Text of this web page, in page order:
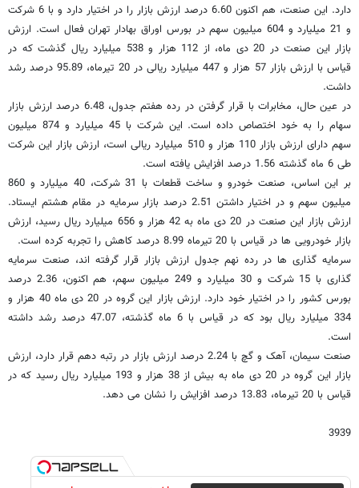
دارد. این صنعت، هم اکنون 6.60 درصد ارزش بازار را در اختیار دارد و با 6 شرکت
و 21 میلیارد و 604 میلیون سهم در بورس اوراق بهادار تهران فعال است. ارزش
بازار این صنعت در 20 دی ماه، از 112 هزار و 538 میلیارد ریال گذشت که در
قیاس با ارزش بازار 57 هزار و 447 میلیارد ریالی در 20 تیرماه، 95.89 درصد رشد
داشت.
در عین حال، مخابرات با قرار گرفتن در رده هفتم جدول، 6.48 درصد ارزش بازار
سهام را به خود اختصاص داده است. این شرکت با 45 میلیارد و 874 میلیون
سهم دارای ارزش بازار 110 هزار و 510 میلیارد ریالی است، ارزش بازار این شرکت
طی 6 ماه گذشته 1.56 درصد افزایش یافته است.
بر این اساس، صنعت خودرو و ساخت قطعات با 31 شرکت، 40 میلیارد و 860
میلیون سهم و در اختیار داشتن 2.51 درصد بازار سرمایه در مقام هشتم ایستاد.
ارزش بازار این صنعت در 20 دی ماه به 42 هزار و 656 میلیارد ریال رسید، ارزش
بازار خودرویی ها در قیاس با 20 تیرماه 8.99 درصد کاهش را تجربه کرده است.
سرمایه گذاری ها در رده نهم جدول ارزش بازار قرار گرفته اند، صنعت سرمایه
گذاری با 15 شرکت و 30 میلیارد و 249 میلیون سهم، هم اکنون، 2.36 درصد
بورس کشور را در اختیار خود دارد. ارزش بازار این گروه در 20 دی ماه 40 هزار و
334 میلیارد ریال بود که در قیاس با 6 ماه گذشته، 47.07 درصد رشد داشته
است.
صنعت سیمان، آهک و گچ با 2.24 درصد ارزش بازار در رتبه دهم قرار دارد، ارزش
بازار این گروه در 20 دی ماه به بیش از 38 هزار و 193 میلیارد ریال رسید که در
قیاس با 20 تیرماه، 13.83 درصد افزایش را نشان می دهد.
3939